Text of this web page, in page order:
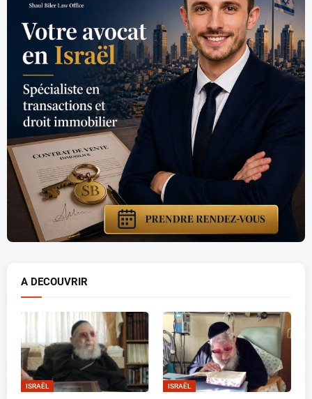
A DECOUVRIR
ISRAËL ISRAËL